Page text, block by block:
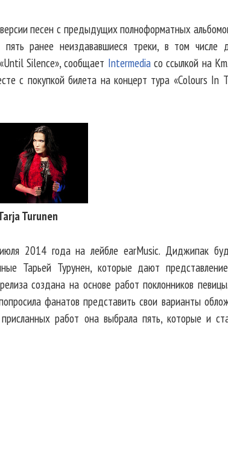
песен с предыдущих полноформатных
ранее неиздававшиеся треки, в том числе
Silence», сообщает Intermediaсо ссылкой на
с покупкой билета на концерт тура «Colours In
Turunen
2014 года на лейбле earMusic. Диджипак
Тарьей Турунен, которые дают
создана на основе работ поклонников
фанатов представить свои варианты
работ она выбрала пять, которые и